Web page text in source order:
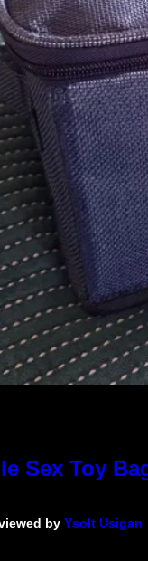
Sex Toy
by Ysolt Usigan